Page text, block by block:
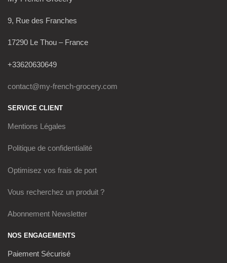
9, Rue des Franches
17290 Le Thou – France
+33620630649
contact@my-french-grocery.com
SERVICE CLIENT
Mentions Légales
Politique de confidentialité
Optimisez vos frais de port
Vous recherchez un produit ?
Abonnement Newsletter
NOS ENGAGEMENTS
Paiement Sécurisé